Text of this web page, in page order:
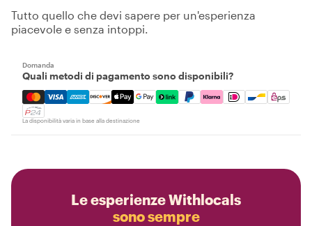
Tutto quello che devi sapere per un'esperienza
piacevole e senza intoppi.
Domanda
Quali metodi di pagamento sono disponibili?
Mastercard, Visa, Amex, Discover, Apple Pay, Google
La disponibilità varia in base alla destinazione
Le esperienze Withlocals
sono sempre